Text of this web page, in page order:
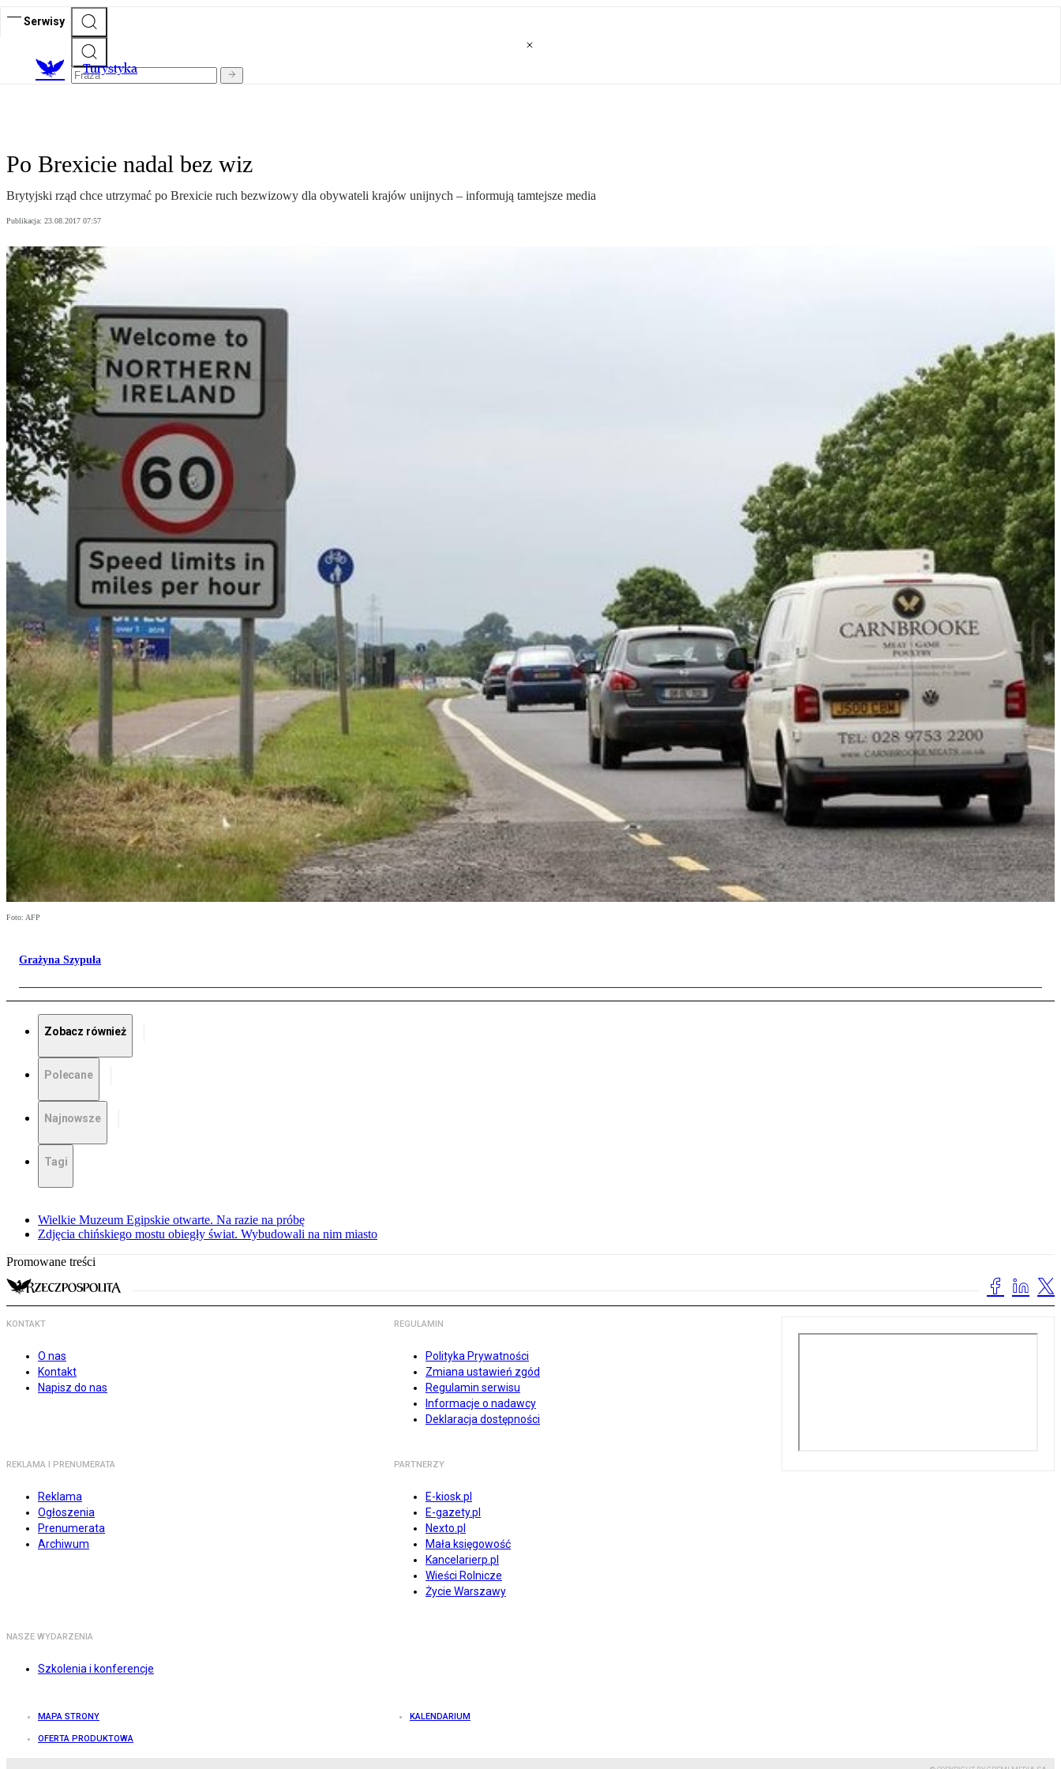
Serwisy
Turystyka
Po Brexicie nadal bez wiz
Brytyjski rząd chce utrzymać po Brexicie ruch bezwizowy dla obywateli krajów unijnych – informują tamtejsze media
Publikacja: 23.08.2017 07:57
Foto: AFP
Grażyna Szypuła
Zobacz również
Polecane
Najnowsze
Tagi
Wielkie Muzeum Egipskie otwarte. Na razie na próbę
Zdjęcia chińskiego mostu obiegły świat. Wybudowali na nim miasto
Promowane treści
KONTAKT
O nas
Kontakt
Napisz do nas
REGULAMIN
Polityka Prywatności
Zmiana ustawień zgód
Regulamin serwisu
Informacje o nadawcy
Deklaracja dostępności
REKLAMA I PRENUMERATA
Reklama
Ogłoszenia
Prenumerata
Archiwum
PARTNERZY
E-kiosk.pl
E-gazety.pl
Nexto.pl
Mała księgowość
Kancelarierp.pl
Wieści Rolnicze
Życie Warszawy
NASZE WYDARZENIA
Szkolenia i konferencje
MAPA STRONY KALENDARIUM
OFERTA PRODUKTOWA